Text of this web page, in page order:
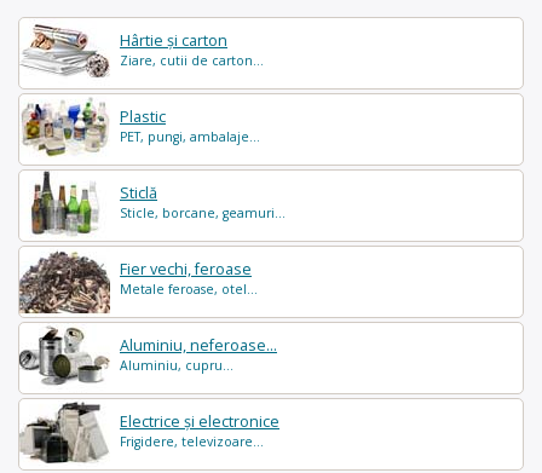
Hârtie și carton
Ziare, cutii de carton...
Plastic
PET, pungi, ambalaje...
Sticlă
Sticle, borcane, geamuri...
Fier vechi, feroase
Metale feroase, otel...
Aluminiu, neferoase...
Aluminiu, cupru...
Electrice și electronice
Frigidere, televizoare...